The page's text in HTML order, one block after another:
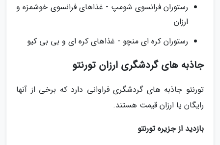
رستوران فرانسوی شومپ - غذاهای فرانسوی خوشمزه و
ارزان
رستوران کره ای منچو - غذاهای کره ای و بی بی کیو
جاذبه های گردشگری ارزان تورنتو
تورنتو جاذبه های گردشگری فراوانی دارد که برخی از آنها
رایگان یا ارزان قیمت هستند.
بازدید از جزیره تورنتو